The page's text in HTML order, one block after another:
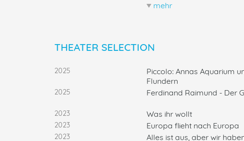
mehr
weniger
THEATER SELECTION
2025
Piccolo: Annas Aquarium
Flundern
2025 Ferdinand Raimund - Der
2023 Was ihr wollt
2023 Europa flieht nach Europa
2023 Alles ist aus, aber wir